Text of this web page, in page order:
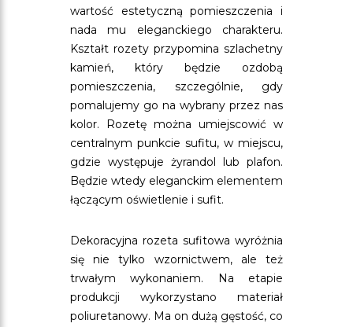
wartość estetyczną pomieszczenia i
nada mu eleganckiego charakteru.
Kształt rozety przypomina szlachetny
kamień, który będzie ozdobą
pomieszczenia, szczególnie, gdy
pomalujemy go na wybrany przez nas
kolor. Rozetę można umiejscowić w
centralnym punkcie sufitu, w miejscu,
gdzie występuje żyrandol lub plafon.
Będzie wtedy eleganckim elementem
łączącym oświetlenie i sufit.
Dekoracyjna rozeta sufitowa wyróżnia
się nie tylko wzornictwem, ale też
trwałym wykonaniem. Na etapie
produkcji wykorzystano materiał
poliuretanowy. Ma on dużą gęstość, co